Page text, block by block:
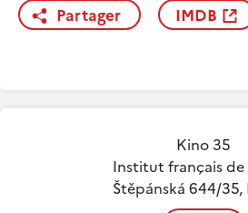
Partager IMDB
Kino 35
Institut français de
Štěpánská 644/35,